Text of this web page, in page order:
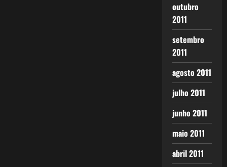
outubro
2011
setembro
2011
agosto 2011
julho 2011
junho 2011
maio 2011
abril 2011